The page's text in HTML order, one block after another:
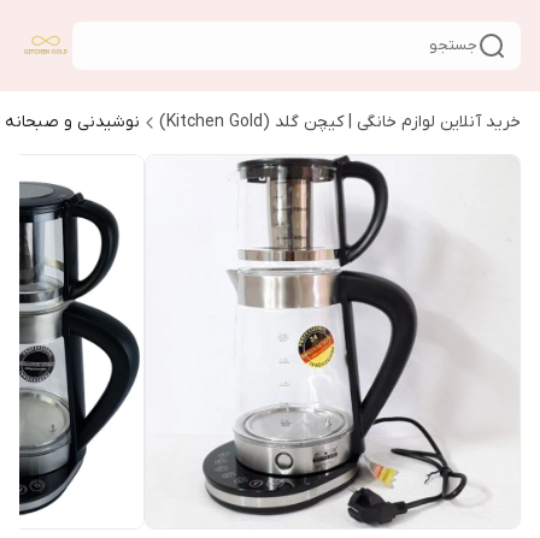
جستجو
خرید آنلاین لوازم خانگی | کیچن گلد (Kitchen Gold) نوشیدنی و صبحانه